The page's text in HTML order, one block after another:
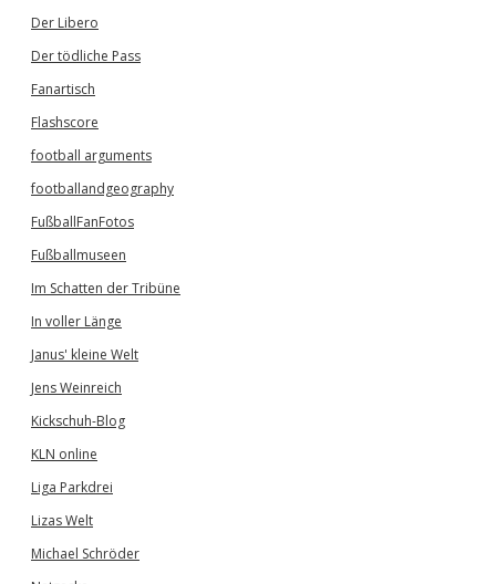
Der Libero
Der tödliche Pass
Fanartisch
Flashscore
football arguments
footballandgeography
FußballFanFotos
Fußballmuseen
Im Schatten der Tribüne
In voller Länge
Janus' kleine Welt
Jens Weinreich
Kickschuh-Blog
KLN online
Liga Parkdrei
Lizas Welt
Michael Schröder